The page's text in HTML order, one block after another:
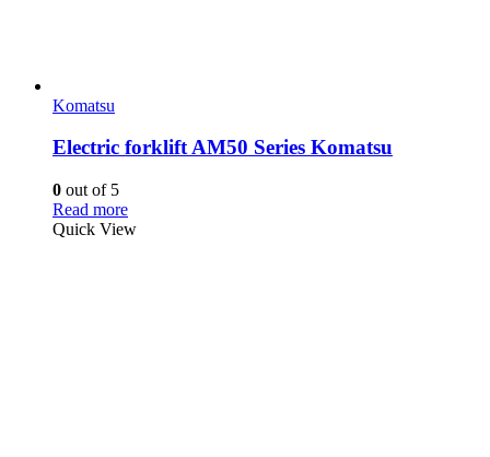
Komatsu
Electric forklift AM50 Series Komatsu
0 out of 5
Read more
Quick View